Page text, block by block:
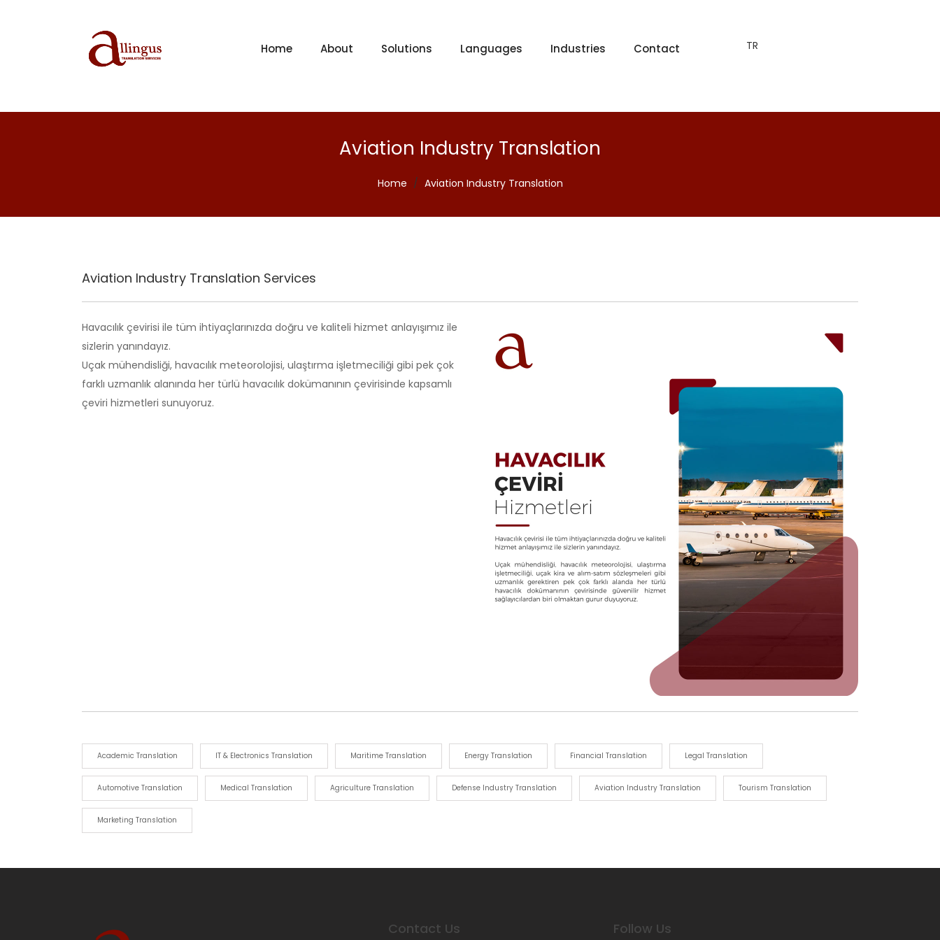
Home About Solutions Languages Industries Contact TR
Aviation Industry Translation
Home / Aviation Industry Translation
Aviation Industry Translation Services
Havacılık çevirisi ile tüm ihtiyaçlarınızda doğru ve kaliteli hizmet anlayışımız ile
sizlerin yanındayız.
Uçak mühendisliği, havacılık meteorolojisi, ulaştırma işletmeciliği gibi pek çok
farklı uzmanlık alanında her türlü havacılık dokümanının çevirisinde kapsamlı
çeviri hizmetleri sunuyoruz.
Academic Translation IT & Electronics Translation Maritime Translation Energy Translation Financial Translation Legal Translation
Automotive Translation Medical Translation Agriculture Translation Defense Industry Translation Aviation Industry Translation Tourism Translation
Marketing Translation
Contact Us Follow Us